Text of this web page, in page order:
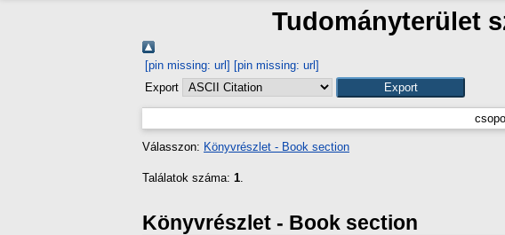
Tudományterület
[pin missing: url] [pin missing: url]
Export
Válasszon: Könyvrészlet - Book section
Találatok száma: 1.
Könyvrészlet - Book section